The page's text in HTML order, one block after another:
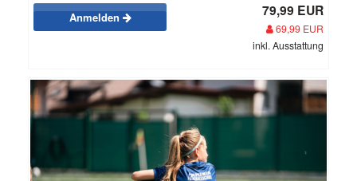
Anmelden 79,99 EUR
69,99 EUR
inkl. Ausstattung